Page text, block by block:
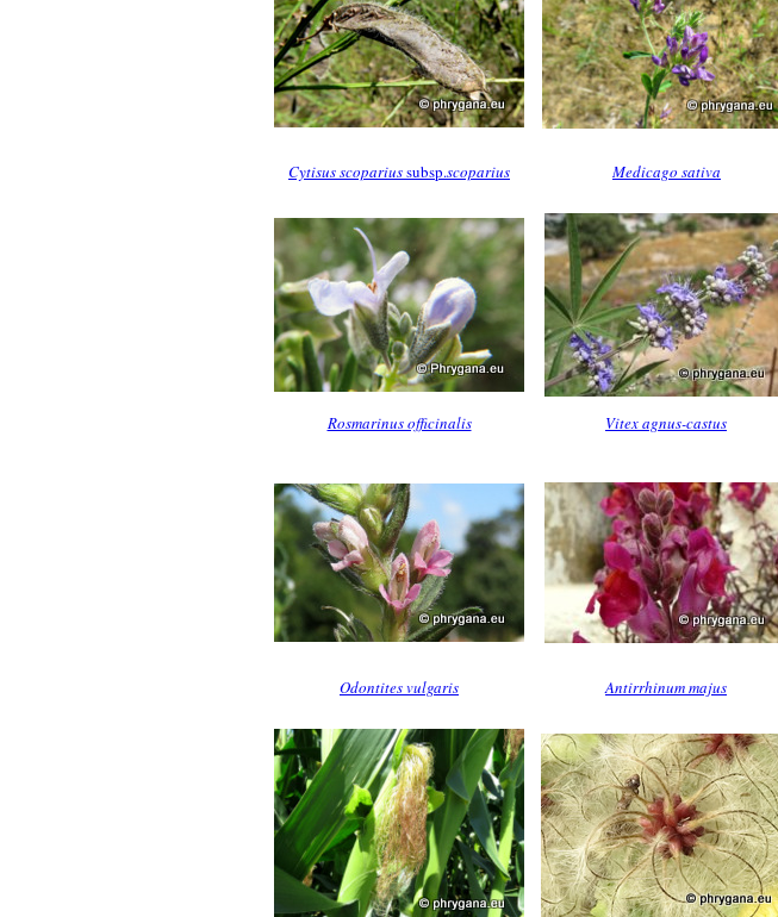
Cytisus scopariussubsp.scoparius Medicago sativa
Rosmarinus officinalis Vitex agnus-castus
Odontites vulgaris Antirrhinum majus